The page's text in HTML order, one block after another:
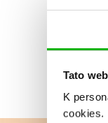
Tato
K
cookies.